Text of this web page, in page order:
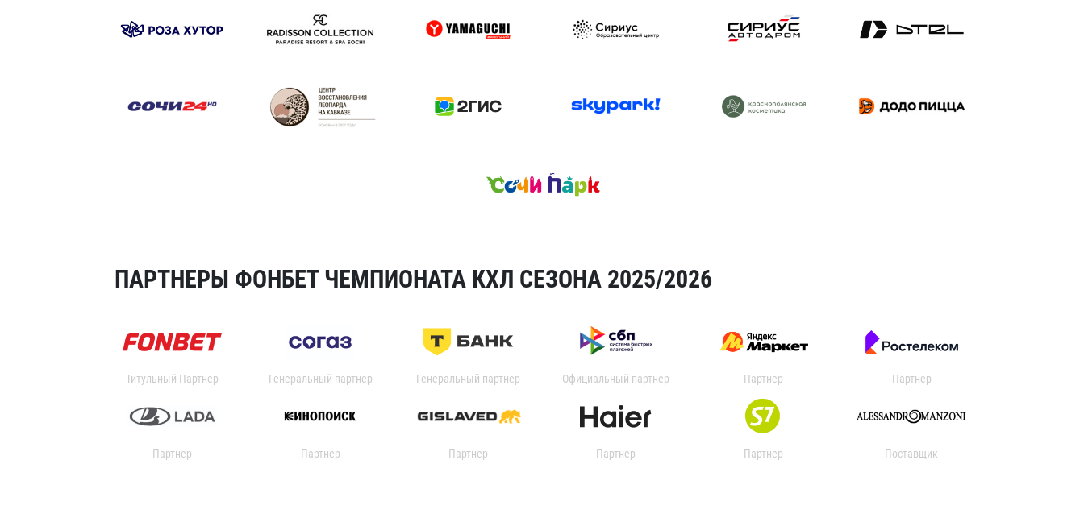
ПАРТНЕРЫ ФОНБЕТ ЧЕМПИОНАТА КХЛ СЕЗОНА 2025/2026
Титульный Партнер Генеральный партнер Генеральный партнер Официальный партнер Партнер Партнер
Партнер Партнер Партнер Партнер Партнер Поставщик